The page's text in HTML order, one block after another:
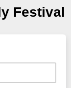
Festival